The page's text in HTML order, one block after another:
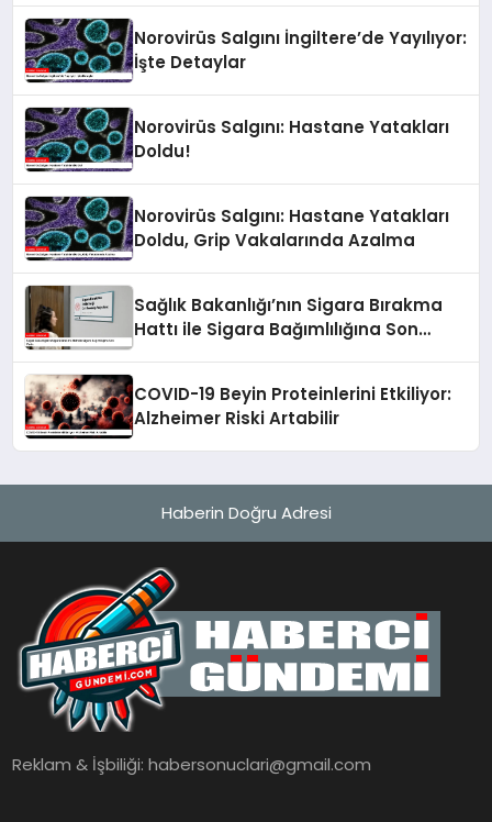
Norovirüs Salgını İngiltere’de Yayılıyor:
İşte Detaylar
Norovirüs Salgını: Hastane Yatakları
Doldu!
Norovirüs Salgını: Hastane Yatakları
Doldu, Grip Vakalarında Azalma
Sağlık Bakanlığı’nın Sigara Bırakma
Hattı ile Sigara Bağımlılığına Son
COVID-19 Beyin Proteinlerini Etkiliyor:
Alzheimer Riski Artabilir
Haberin Doğru Adresi
Reklam & İşbiliği:habersonuclari@gmail.com